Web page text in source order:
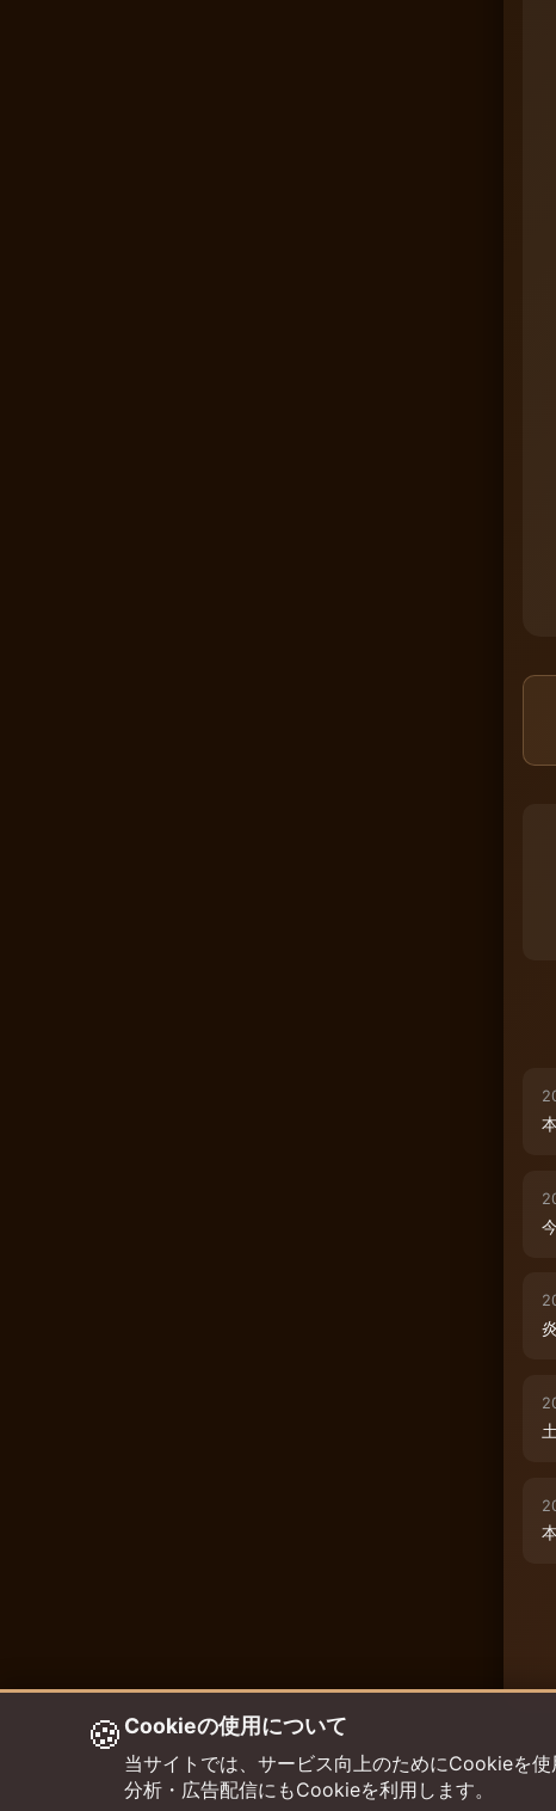
🍪 Cookieの使用について
当サイトでは、サービス向上のためにCookieを
分析・広告配信にもCookieを利用します。